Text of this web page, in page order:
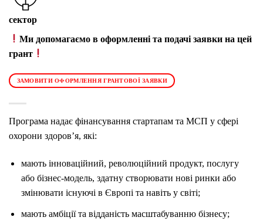
сектор
Ми допомагаємо в оформленні та подачі заявки на цей
грант
ЗАМОВИТИ ОФОРМЛЕННЯ ГРАНТОВОЇ ЗАЯВКИ
Програма надає фінансування стартапам та МСП у сфері
охорони здоров’я, які:
мають інноваційний, революційний продукт, послугу
або бізнес-модель, здатну створювати нові ринки або
змінювати існуючі в Європі та навіть у світі;
мають амбіції та відданість масштабуванню бізнесу;